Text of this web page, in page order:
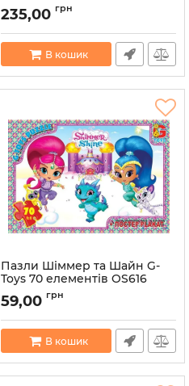
Артикул: 4823115908681
235,00 грн
В кошик
Пазли Шіммер та Шайн G-
Toys 70 елементів OS616
Артикул: 4824687635876
59,00 грн
В кошик